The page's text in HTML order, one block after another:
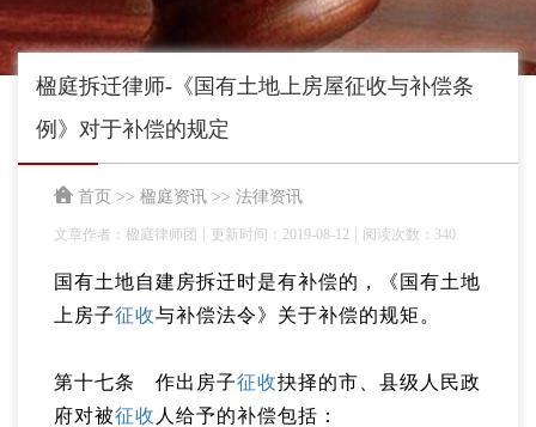
楹庭拆迁律师-《国有土地上房屋征收与补偿条
例》对于补偿的规定
首页 >> 楹庭资讯 >> 法律资讯
文章作者：楹庭律师团 更新时间：2019-08-12 阅读次数：340
国有土地自建房拆迁时是有补偿的，《国有土地
上房子征收与补偿法令》关于补偿的规矩。
第十七条 作出房子征收抉择的市、县级人民政
府对被征收 人给予的补偿包括：